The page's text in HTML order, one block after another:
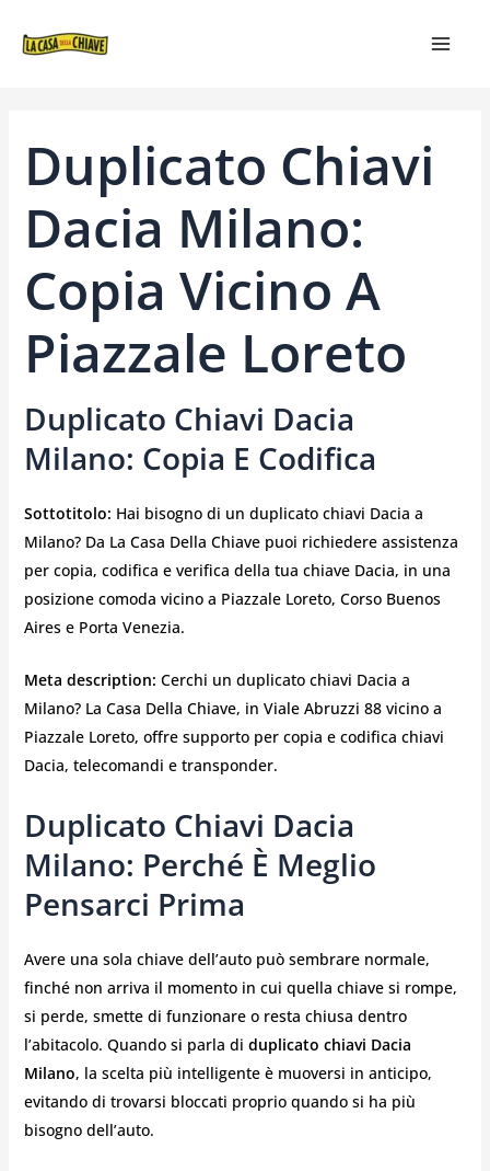
Duplicato Chiavi
Dacia Milano:
Copia Vicino A
Piazzale Loreto
Duplicato Chiavi Dacia
Milano: Copia E Codifica
Sottotitolo: Hai bisogno di un duplicato chiavi Dacia a
Milano? Da La Casa Della Chiave puoi richiedere assistenza
per copia, codifica e verifica della tua chiave Dacia, in una
posizione comoda vicino a Piazzale Loreto, Corso Buenos
Aires e Porta Venezia.
Meta description: Cerchi un duplicato chiavi Dacia a
Milano? La Casa Della Chiave, in Viale Abruzzi 88 vicino a
Piazzale Loreto, offre supporto per copia e codifica chiavi
Dacia, telecomandi e transponder.
Duplicato Chiavi Dacia
Milano: Perché È Meglio
Pensarci Prima
Avere una sola chiave dell’auto può sembrare normale,
finché non arriva il momento in cui quella chiave si rompe,
si perde, smette di funzionare o resta chiusa dentro
l’abitacolo. Quando si parla di duplicato chiavi Dacia
Milano, la scelta più intelligente è muoversi in anticipo,
evitando di trovarsi bloccati proprio quando si ha più
bisogno dell’auto.
ARTICOLI